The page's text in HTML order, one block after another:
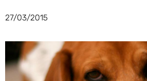
27/03/2015